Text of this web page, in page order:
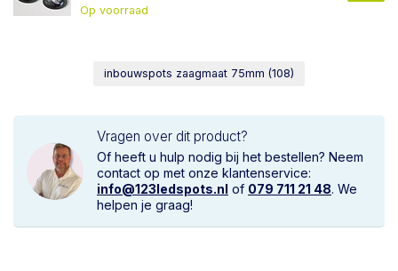
Op voorraad
inbouwspots zaagmaat 75mm (108)
Vragen over dit product?
Of heeft u hulp nodig bij het bestellen? Neem
contact op met onze klantenservice:
info@123ledspots.nl of 079 711 21 48. We
helpen je graag!